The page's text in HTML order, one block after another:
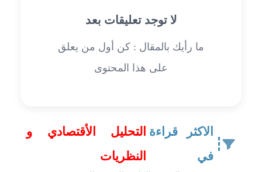
لا توجد تعليقات بعد
ما رأيك بالمقال : كن أول من يعلق
على هذا المحتوى
الاكثر قراءة
في
التحليل الأقتصادي و
النظريات